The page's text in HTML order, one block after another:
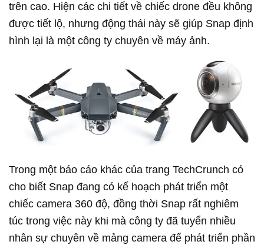
trên cao. Hiện các chi tiết về chiếc drone đều không
được tiết lộ, nhưng động thái này sẽ giúp Snap định
hình lại là một công ty chuyên về máy ảnh.
Trong một báo cáo khác của trang TechCrunch có
cho biết Snap đang có kế hoạch phát triển một
chiếc camera 360 độ, đồng thời Snap rất nghiêm
túc trong việc này khi mà công ty đã tuyển nhiều
nhân sự chuyên về mảng camera để phát triển phần